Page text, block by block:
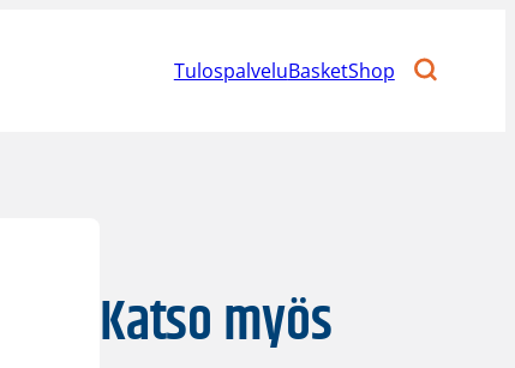
TulospalveluBasketShop
Katso myös